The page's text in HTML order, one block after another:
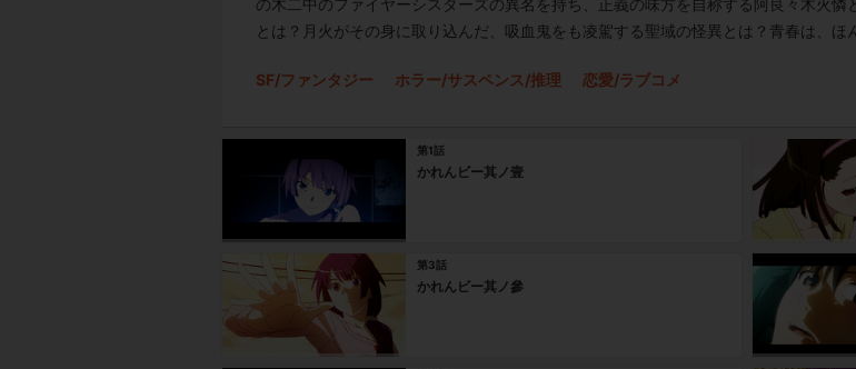
の木二中のファイヤーシスターズの異名を持ち、正義の味方を自称する阿良々木火
とは？月火がその身に取り込んだ、吸血鬼をも凌駕する聖域の怪異とは？青春は、ほ
SF/ファンタジー ホラー/サスペンス/推理 恋愛/ラブコメ
第1話
かれんビー其ノ壹
第3話
かれんビー其ノ參